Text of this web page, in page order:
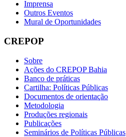
Imprensa
Outros Eventos
Mural de Oportunidades
CREPOP
Sobre
Ações do CREPOP Bahia
Banco de práticas
Cartilha: Políticas Públicas
Documentos de orientação
Metodologia
Produções regionais
Publicações
Seminários de Políticas Públicas